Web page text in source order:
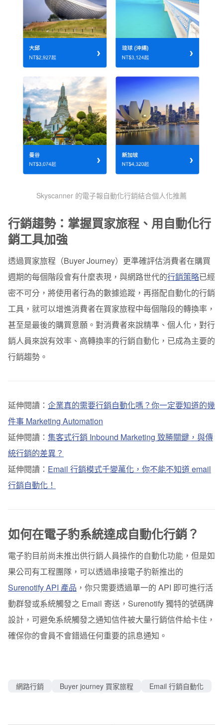
Skyscanner 的電子報自動化行銷結合個人化推薦
行銷趨勢：掌握買家旅程、用自動化行
銷工具加強
透過買家旅程（Buyer Journey）更準確評估消費者在購買
週期的每個階段會有什麼表現，與網路世代的行銷策略已經
密不可分，將使用者行為的數據追蹤，再搭配自動化的行銷
工具，就可以增進消費者在買家旅程中每個階段的轉換率，
甚至是最後的購買意願。對消費者來說精準、個人化，對行
銷人員來說有效率、高轉換率的行銷自動化，已成為主要的
行銷趨勢。
延伸閱讀： 企業真的需要行銷自動化嗎？你一定要知道的幾
件事 Marketing Automation
延伸閱讀： 集客式行銷 Inbound Marketing 致勝關鍵，與傳
統行銷的差異？
延伸閱讀： Email 行銷模式千變萬化，你不能不知道 email
行銷自動化！
如何在電子豹系統達成自動化行銷？
電子豹目前尚未推出供行銷人員操作的自動化功能，但是如
果公司有工程團隊，可以透過串接電子豹新推出的
Surenotify API 產品 ，你只需要透過單一的 API 即可進行活
動群發或系統觸發之 Email 寄送，Surenotify 獨特的號碼牌
設計，可避免系統觸發之通知信件被大量行銷信件給卡住，
確保你的會員不會錯過任何重要的訊息通知。
網路行銷 Buyer journey 買家旅程 Email 行銷自動化